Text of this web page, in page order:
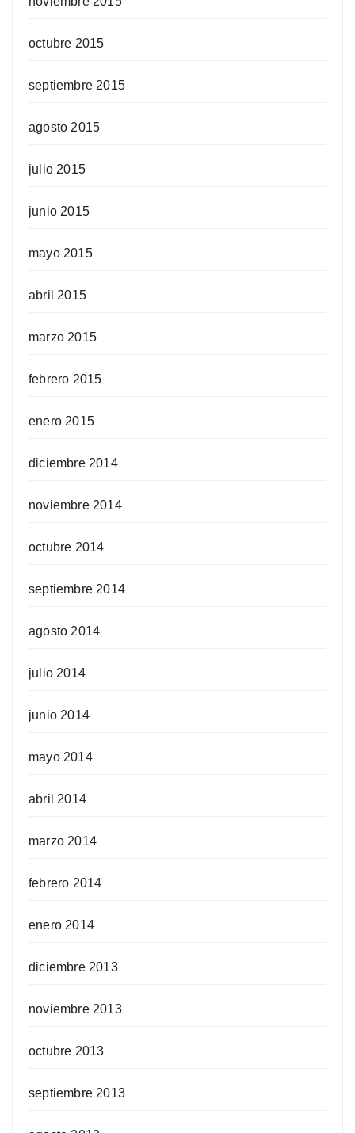
octubre 2015
septiembre 2015
agosto 2015
julio 2015
junio 2015
mayo 2015
abril 2015
marzo 2015
febrero 2015
enero 2015
diciembre 2014
noviembre 2014
octubre 2014
septiembre 2014
agosto 2014
julio 2014
junio 2014
mayo 2014
abril 2014
marzo 2014
febrero 2014
enero 2014
diciembre 2013
noviembre 2013
octubre 2013
septiembre 2013